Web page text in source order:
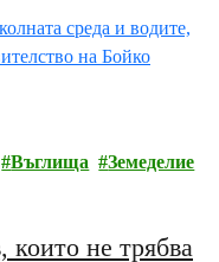
Въглища
Земеделие
не трябва